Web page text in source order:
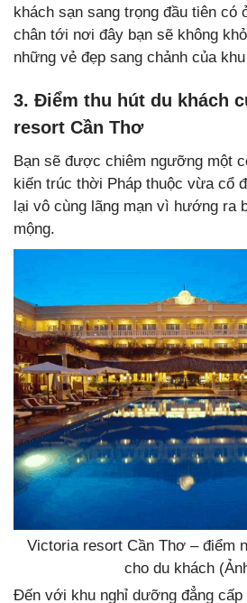
khách sạn sang trọng đầu tiên
chân tới nơi đây bạn sẽ không
những vẻ đẹp sang chảnh của
3. Điểm thu hút du khách
resort Cần Thơ
Bạn sẽ được chiêm ngưỡng một
kiến trúc thời Pháp thuộc vừa cổ
lại vô cùng lãng mạn vì hướng ra
mộng.
Victoria resort Cần Thơ – điểm
cho du khách
Đến với khu nghỉ dưỡng đẳng